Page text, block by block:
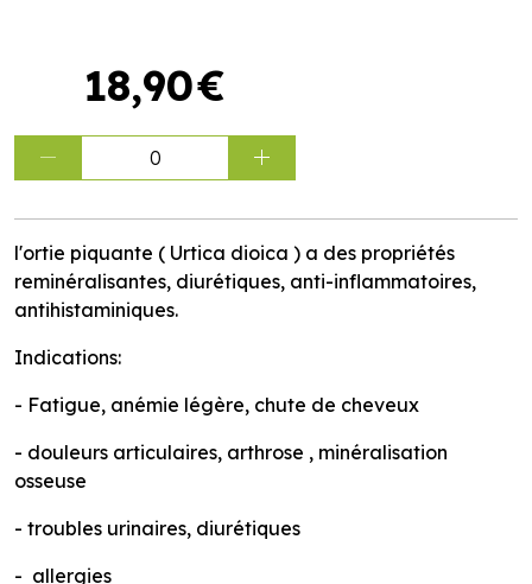
18,90€
0
l'ortie piquante ( Urtica dioica ) a des propriétés
reminéralisantes, diurétiques, anti-inflammatoires,
antihistaminiques.
Indications:
- Fatigue, anémie légère, chute de cheveux
- douleurs articulaires, arthrose , minéralisation
osseuse
- troubles urinaires, diurétiques
- allergies